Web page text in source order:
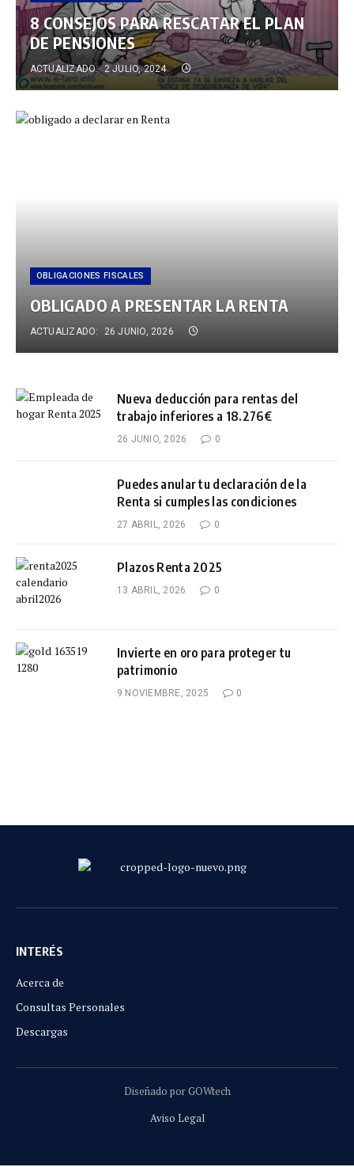
8 CONSEJOS PARA RESCATAR EL PLAN
DE PENSIONES
ACTUALIZADO: 2 JULIO, 2024
OBLIGACIONES FISCALES
OBLIGADO A PRESENTAR LA RENTA
ACTUALIZADO: 26 JUNIO, 2026
Nueva deducción para rentas del
trabajo inferiores a 18.276€
26 JUNIO, 2026 0
Puedes anular tu declaración de la
Renta si cumples las condiciones
27 ABRIL, 2026 0
Plazos Renta 2025
13 ABRIL, 2026 0
Invierte en oro para proteger tu
patrimonio
9 NOVIEMBRE, 2025 0
INTERÉS
Acerca de
Consultas Personales
Descargas
Diseñado por GOWtech
Aviso Legal